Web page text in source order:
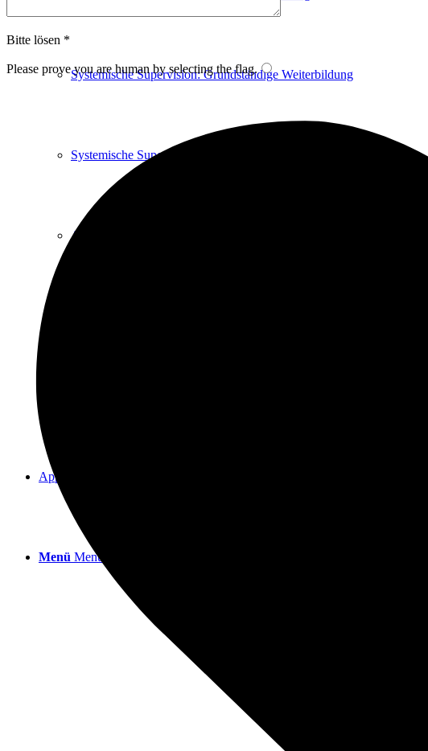
Systemische Supervision: Grundständige Weiterbildung
Systemische Supervision: Aufbau-Weiterbildung
Ausbildung Trainer:in für Achtsamkeit & MBSR
Approbationsausbildung
Menü Menü
Bitte lösen *
Please prove you are human by selecting theflag.